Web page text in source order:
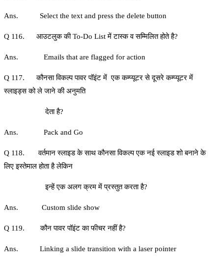
Ans. Select the text and press the delete button
Q 116. आउटलुक की To-Do List में टास्क व सम्मिलित होते है?
Ans. Emails that are flagged for action
Q 117. कौनसा विकल्‍प पावर पॉइंट में एक कम्‍प्‍यूटर से दूसरे कम्‍प्‍यूटर में
स्लाइड्स को ले जाने की अनुमति
देता है?
Ans. Pack and Go
Q 118. वर्तमान स्‍लाइड के साथ कौनसा विकल्‍प एक नई स्‍लाइड शो बनाने के
लिए इस्‍तेमाल होता है लेकिन
इन्‍हें एक अलग क्रम में प्रस्‍तुत करता है?
Ans. Custom slide show
Q 119. कौन पावर पॉइंट का फीचर नहीं है?
Ans. Linking a slide transition with a laser pointer